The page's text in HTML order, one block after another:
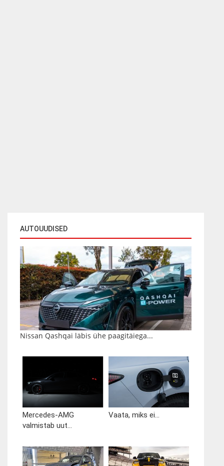
AUTOUUDISED
Nissan Qashqai läbis ühe paagitäiega...
Mercedes-AMG
valmistab uut...
Vaata, miks ei...